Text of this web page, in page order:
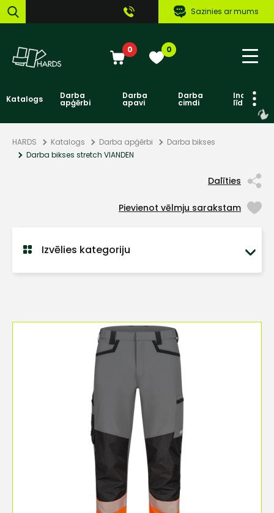
Sazinies ar mums
0 0
Katalogs Darba
apģērbi
Darba
apavi
Darba
cimdi līdzekļi
HARDS Katalogs Darba apģērbi
Darba bikses
Darba bikses stretch VIANDEN
Dalīties
Pievienot vēlmju sarakstam
Izvēlies kategoriju